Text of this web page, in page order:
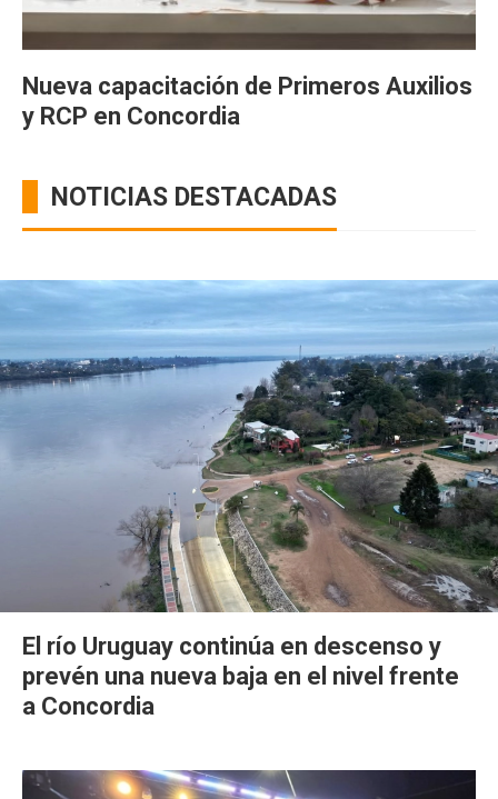
Nueva capacitación de Primeros Auxilios
y RCP en Concordia
NOTICIAS DESTACADAS
El río Uruguay continúa en descenso y
prevén una nueva baja en el nivel frente
a Concordia